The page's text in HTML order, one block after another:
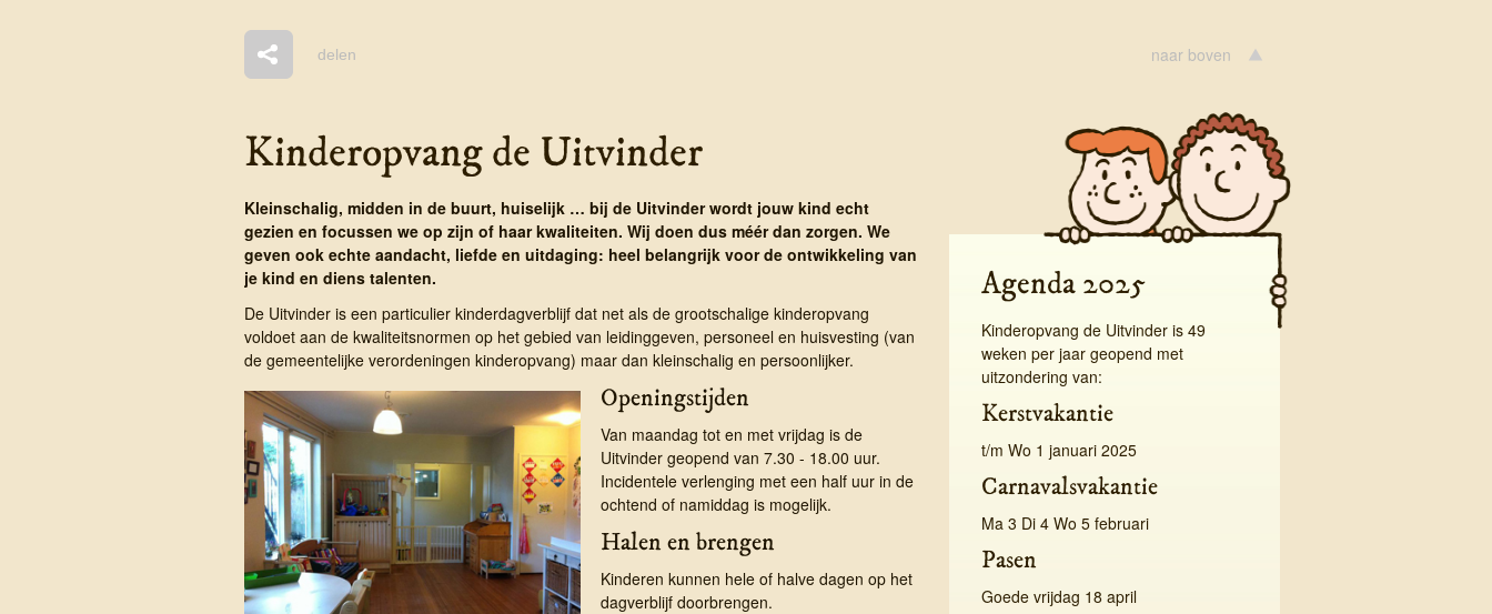
delen naar boven
Kinder­opvang de Uitvinder
Kleinschalig, midden in de buurt, huiselijk … bij de Uitvinder wordt jouw kind echt
gezien en focussen we op zijn of haar kwaliteiten. Wij doen dus méér dan zorgen. We
geven ook echte aandacht, liefde en uitdaging: heel belangrijk voor de ontwikkeling van
je kind en diens talenten.
De Uitvinder is een particulier kinder­dag­ver­blijf dat net als de groot­schalige kinder­opvang
voldoet aan de kwaliteitsnormen op het gebied van leidinggeven, personeel en huisvesting (van
de gemeentelijke verordeningen kinderopvang) maar dan kleinschalig en persoonlijker.
Openingstijden
Van maandag tot en met vrijdag is de
Uitvinder geopend van 7.30 - 18.00 uur.
Incidentele verlenging met een half uur in de
ochtend of namiddag is mogelijk.
Halen en brengen
Kinderen kunnen hele of halve dagen op het
dagverblijf doorbrengen.
Agenda 2025
Kinderopvang de Uitvinder is 49
weken per jaar geopend met
uitzondering van:
Kerstvakantie
t/m Wo 1 januari 2025
Carnavalsvakantie
Ma 3 Di 4 Wo 5 februari
Pasen
Goede vrijdag 18 april